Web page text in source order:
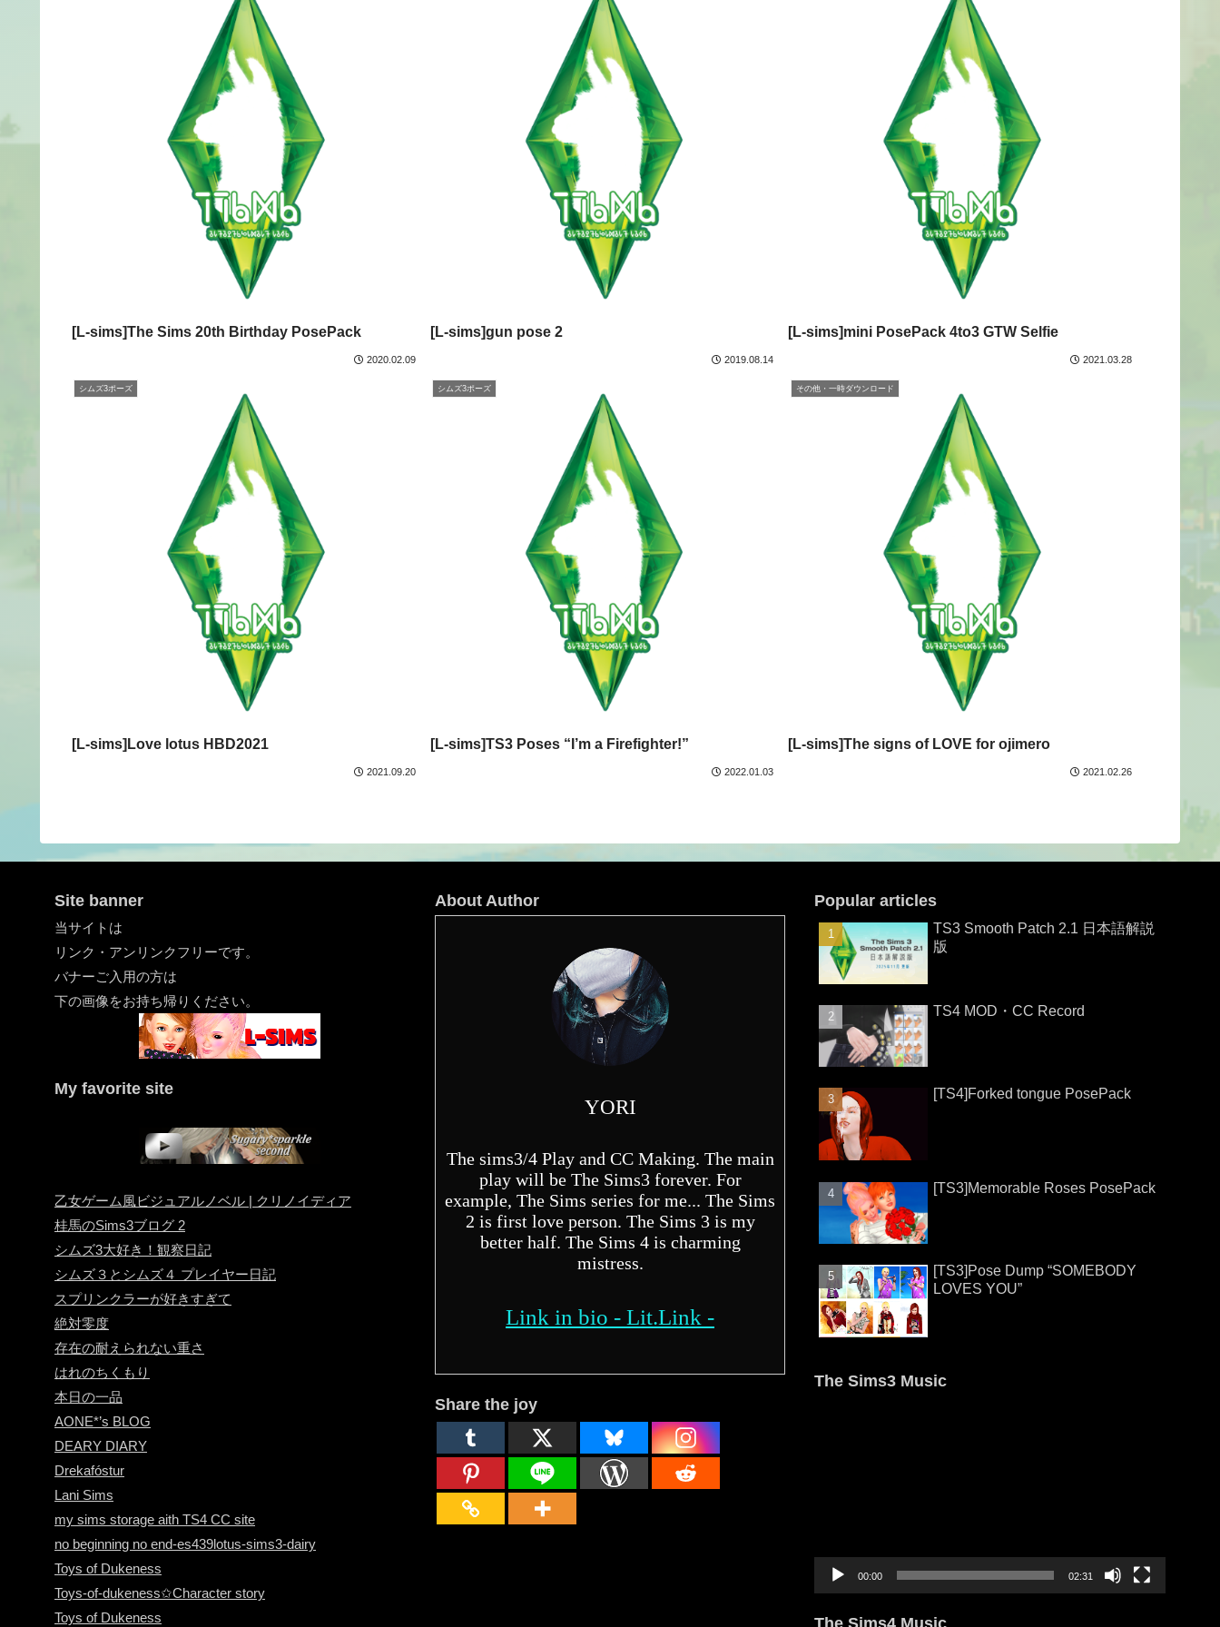
[L-sims]The Sims 20th Birthday PosePack
2020.02.09
[L-sims]gun pose 2
2019.08.14
[L-sims]mini PosePack 4to3 GTW Selfie
2021.03.28
シムズ3ポーズ
[L-sims]Love lotus HBD2021
2021.09.20
シムズ3ポーズ
[L-sims]TS3 Poses “I’m a Firefighter!”
2022.01.03
その他・一時ダウンロード
[L-sims]The signs of LOVE for ojimero
2021.02.26
Site banner
当サイトは
リンク・アンリンクフリーです。
バナーご入用の方は
下の画像をお持ち帰りください。
My favorite site
乙女ゲーム風ビジュアルノベル | クリノイディア
桂馬のSims3ブログ 2
シムズ3大好き！観察日記
シムズ３とシムズ４ プレイヤー日記
スプリンクラーが好きすぎて
絶対零度
存在の耐えられない重さ
はれのちくもり
本日の一品
AONE*’s BLOG
DEARY DIARY
Drekafóstur
Lani Sims
my sims storage aith TS4 CC site
no beginning no end-es439lotus-sims3-dairy
Toys of Dukeness
Toys-of-dukeness✩Character story
Toys of Dukeness
About Author
YORI
The sims3/4 Play and CC Making. The main
play will be The Sims3 forever. For
example, The Sims series for me... The Sims
2 is first love person. The Sims 3 is my
better half. The Sims 4 is charming
mistress.
Link in bio - Lit.Link -
Share the joy
Popular articles
TS3 Smooth Patch 2.1 日本語解説
版
TS4 MOD・CC Record
[TS4]Forked tongue PosePack
[TS3]Memorable Roses PosePack
[TS3]Pose Dump “SOMEBODY
LOVES YOU”
The Sims3 Music
ー
00:00 02:31
The Sims4 Music